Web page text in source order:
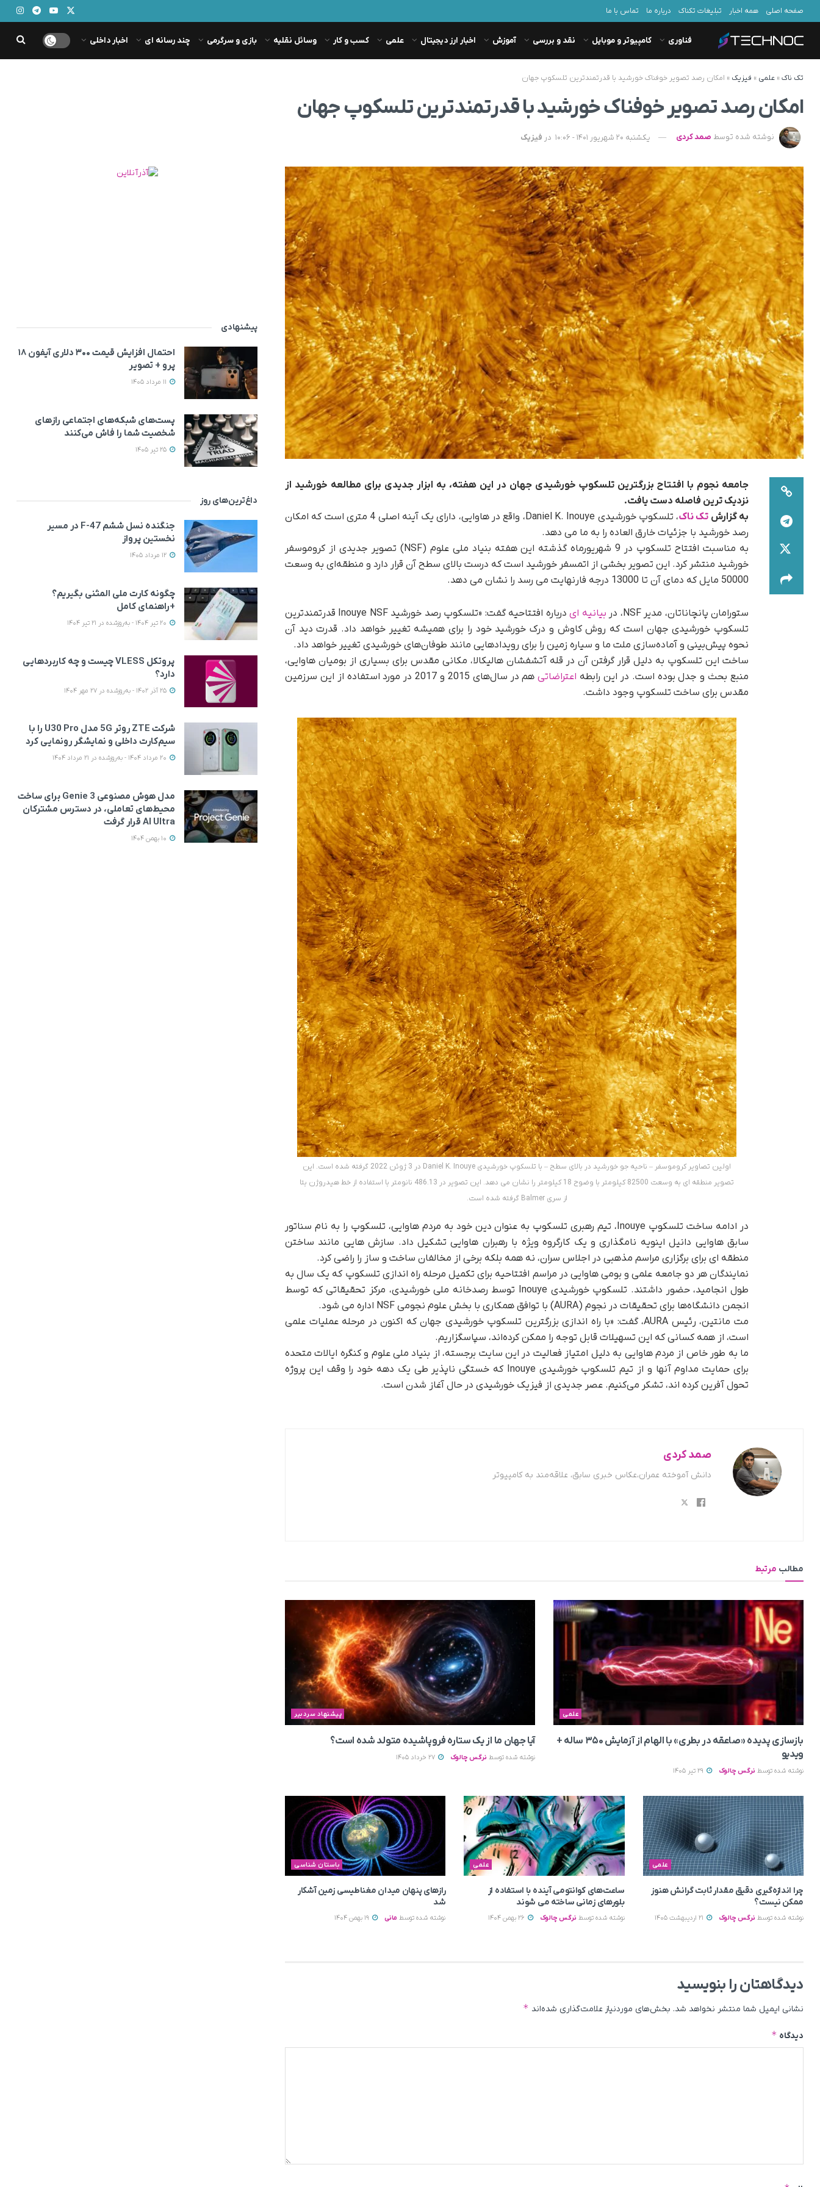
صفحه اصلی همه اخبار تبلیغات تکناک درباره ما تماس با ما
فناوری کامپیوتر و موبایل نقد و بررسی آموزش اخبار ارز دیجیتال علمی کسب و کار وسائل نقلیه بازی و سرگرمی چند رسانه ای اخبار داخلی
تک ناک» علمی » فیزیک » امکان رصد تصویر خوفناک خورشید با قدرتمندترین تلسکوپ جهان
امکان رصد تصویر خوفناک خورشید با قدرتمندترین تلسکوپ جهان
نوشته شده توسط صمد کردی یکشنبه 20 شهریور 1401 - 10:06 در فیزیک
جامعه نجوم با افتتاح بزرگترین تلسکوپ خورشیدی جهان در این هفته، به ابزار جدیدی برای مطالعه خورشید از
نزدیک ترین فاصله دست یافت.
به گزارش تک ناک
، تلسکوپ خورشیدی Daniel K. Inouye، واقع در هاوایی، دارای یک آینه اصلی 4 متری است که امکان
رصد خورشید با جزئیات خارق العاده را به ما می دهد.
به مناسبت افتتاح تلسکوپ در 9 شهریورماه گذشته این هفته بنیاد ملی علوم (NSF) تصویر جدیدی از کروموسفر
خورشید منتشر کرد. این تصویر بخشی از اتمسفر خورشید است که درست بالای سطح آن قرار دارد و منطقه‌ای به وسعت
50000 مایل که دمای آن تا 13000 درجه فارنهایت می رسد را نشان می دهد.
ستورامان پانچاناتان، مدیر NSF، در بیانیه ای
درباره افتتاحیه گفت: «تلسکوپ رصد خورشید Inouye NSF قدرتمندترین
تلسکوپ خورشیدی جهان است که روش کاوش و درک خورشید خود را برای همیشه تغییر خواهد داد. قدرت دید آن
نحوه پیش‌بینی و آماده‌سازی ملت ما و سیاره زمین را برای رویدادهایی مانند طوفان‌های خورشیدی تغییر خواهد داد.
ساخت این تلسکوپ به دلیل قرار گرفتن آن در قله آتشفشان هالیکالا، مکانی مقدس برای بسیاری از بومیان هاوایی،
منبع بحث و جدل بوده است. در این رابطه اعتراضاتی
هم در سال‌های 2015 و 2017 در مورد استفاده از این سرزمین
مقدس برای ساخت تلسکوپ وجود داشت.
اولین تصاویر کروموسفر – ناحیه جو خورشید در بالای سطح – با تلسکوپ خورشیدی Daniel K. Inouye در 3 ژوئن 2022 گرفته شده است. این
تصویر منطقه ای به وسعت 82500 کیلومتر با وضوح 18 کیلومتر را نشان می دهد. این تصویر در 486.13 نانومتر با استفاده از خط هیدروژن بتا
از سری Balmer گرفته شده است.
در ادامه ساخت تلسکوپ Inouye، تیم رهبری تلسکوپ به عنوان دین خود به مردم هاوایی، تلسکوپ را به نام سناتور
سابق هاوایی دانیل اینویه نامگذاری و یک کارگروه ویژه با رهبران هاوایی تشکیل داد. سازش هایی مانند ساختن
منطقه ای برای برگزاری مراسم مذهبی در اجلاس سران، نه همه بلکه برخی از مخالفان ساخت و ساز را راضی کرد.
نمایندگان هر دو جامعه علمی و بومی هاوایی در مراسم افتتاحیه برای تکمیل مرحله راه اندازی تلسکوپ که یک سال به
طول انجامید، حضور داشتند. تلسکوپ خورشیدی Inouye توسط رصدخانه ملی خورشیدی، مرکز تحقیقاتی که توسط
انجمن دانشگاه‌ها برای تحقیقات در نجوم (AURA) با توافق همکاری با بخش علوم نجومی NSF اداره می شود.
مت مانتین، رئیس AURA، گفت: «با راه اندازی بزرگترین تلسکوپ خورشیدی جهان که اکنون در مرحله عملیات علمی
است، از همه کسانی که این تسهیلات قابل توجه را ممکن کرده‌اند، سپاسگزاریم.
ما به طور خاص از مردم هاوایی به دلیل امتیاز فعالیت در این سایت برجسته، از بنیاد ملی علوم و کنگره ایالات متحده
برای حمایت مداوم آنها و از تیم تلسکوپ خورشیدی Inouye که خستگی ناپذیر طی یک دهه خود را وقف این پروژه
تحول آفرین کرده اند، تشکر می‌کنیم. عصر جدیدی از فیزیک خورشیدی در حال آغاز شدن است.
صمد کردی
دانش آموخته عمران،عکاس خبری سابق، علاقه‌مند به کامپیوتر
مطالب مرتبط
علمی
بازسازی پدیده «صاعقه در بطری» با الهام از آزمایش ۳۵۰ ساله +
ویدیو
نوشته شده توسط نرگس چالوک
پیشنهاد سردبیر
آیا جهان ما از یک ستاره فروپاشیده متولد شده است؟
نوشته شده توسط نرگس چالوک
علمی
چرا اندازه‌گیری دقیق مقدار ثابت گرانش هنوز
ممکن نیست؟
نوشته شده توسط نرگس چالوک
علمی
ساعت‌های کوانتومی آینده با استفاده از
بلورهای زمانی ساخته می‌ شوند
نوشته شده توسط نرگس چالوک
باستان شناسی
رازهای پنهان میدان مغناطیسی زمین آشکار
شد
نوشته شده توسط مانی
دیدگاهتان را بنویسید
نشانی ایمیل شما منتشر نخواهد شد. بخش‌های موردنیاز علامت‌گذاری شده‌اند *
دیدگاه *
پیشنهادی
احتمال افزایش قیمت ۳۰۰ دلاری آیفون ۱۸
پرو + تصویر
پست‌های شبکه‌های اجتماعی رازهای
شخصیت شما را فاش می‌کنند
داغ‌ترین‌های روز
جنگنده نسل ششم F-47 در مسیر
نخستین پرواز
چگونه کارت ملی المثنی بگیریم؟
+راهنمای کامل
پروتکل VLESS چیست و چه کاربردهایی
دارد؟
شرکت ZTE روتر 5G مدل U30 Pro را با
سیم‌کارت داخلی و نمایشگر رونمایی کرد
مدل هوش مصنوعی Genie 3 برای ساخت
محیط‌های تعاملی، در دسترس مشترکان
AI Ultra قرار گرفت